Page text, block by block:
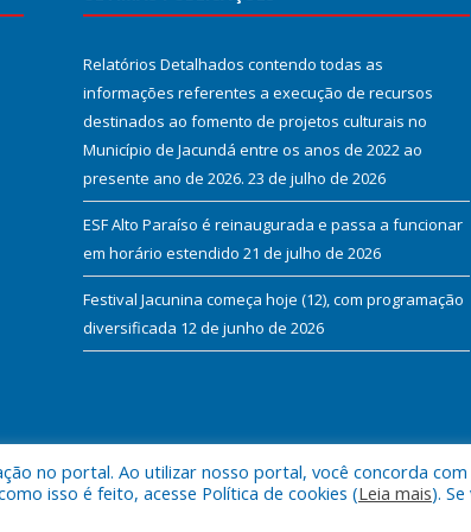
Relatórios Detalhados contendo todas as
informações referentes a execução de recursos
destinados ao fomento de projetos culturais no
Município de Jacundá entre os anos de 2022 ao
presente ano de 2026. 23 de julho de 2026
ESF Alto Paraíso é reinaugurada e passa a funcionar
em horário estendido 21 de julho de 2026
Festival Jacunina começa hoje (12), com programação
diversificada 12 de junho de 2026
de Jacundá.
no portal. Ao utilizar nosso portal, você concorda
isso é feito, acesse Política de cookies (Leia mais).